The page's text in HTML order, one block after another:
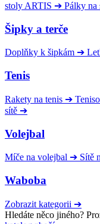
stoly ARTIS ➔ Pálky na
Šipky a terče
Doplňky k šipkám ➔
Tenis
Rakety na tenis ➔
sítě ➔
Volejbal
Míče na volejbal ➔ Sítě
Waboba
Zobrazit kategorii ➔
Hledáte něco jiného?